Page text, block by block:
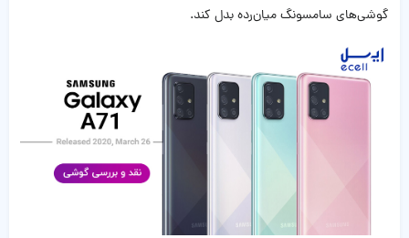
گوشی‌های سامسونگ میان‌رده بدل کند.